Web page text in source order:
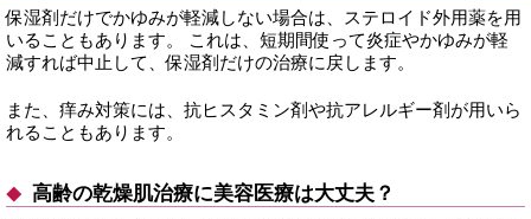
保湿剤だけでかゆみが軽減しない場合は、ステロイド外用薬を用
いることもあります。 これは、短期間使って炎症やかゆみが軽
減すれば中止して、保湿剤だけの治療に戻します。
また、痒み対策には、抗ヒスタミン剤や抗アレルギー剤が用いら
れることもあります。
高齢の乾燥肌治療に美容医療は大丈夫？